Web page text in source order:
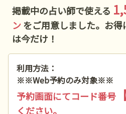
掲載中の占い師で使える
ンをご用意しました。お
は今だけ！
利用方法：
※※Web予約のみ対象※※
予約画面にてコード番号
ください。